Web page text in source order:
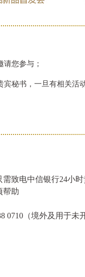
您参与；
秘书，一旦有相关活
致电中信银行24小
帮助
0710（境外及用于未